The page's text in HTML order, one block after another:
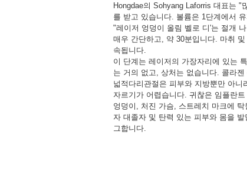
Hongdae의 Sohyang Laforris 대표는
를 받고 있습니다. 볼륨은 1단계에서
"레이저 엉덩이 올림 벨로 디'는 절개
매우 간단하고, 약 30분입니다. 마취
속됩니다.
이 단계는 레이저의 가장자리에 있는
는 거의 없고, 상처는 없습니다. 콜라
넓적다리관절은 피부와 지방뿐만 아
자르기가 어렵습니다. 귀찮은 임플란
엉덩이, 처진 가슴, 스트레치 마크에
자 대졸자 및 탄력 있는 피부와 몸을
그합니다.